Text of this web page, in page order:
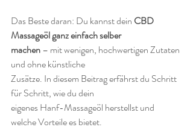
Das Beste daran: Du kannst dein CBD
Massageöl ganz einfach selber
machen – mit wenigen, hochwertigen Zutaten
und ohne künstliche
Zusätze. In diesem Beitrag erfährst du Schritt
für Schritt, wie du dein
eigenes Hanf-Massageöl herstellst und
welche Vorteile es bietet.